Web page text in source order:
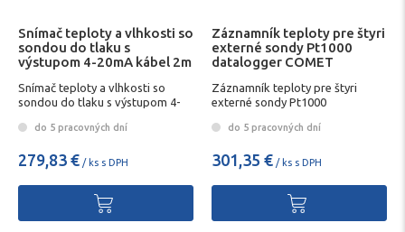
Snímač teploty a vlhkosti so
sondou do tlaku s
výstupom 4-20mA kábel 2m
Snímač teploty a vlhkosti so
sondou do tlaku s výstupom 4-
do 5 pracovných dní
279,83 € / ks s DPH
Záznamník teploty pre štyri
externé sondy Pt1000
datalogger COMET
Záznamník teploty pre štyri
externé sondy Pt1000
do 5 pracovných dní
301,35 € / ks s DPH